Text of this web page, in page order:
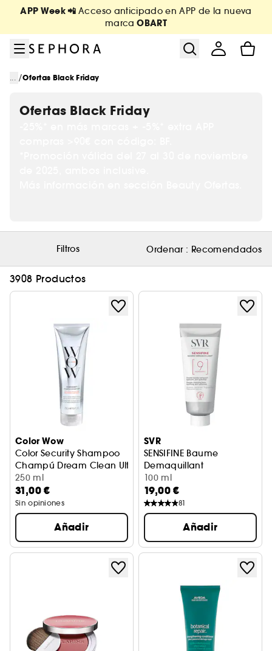
Ir al menú
Ir al contenido principal
Ir al pie de página
APP Week 📲Acceso anticipado en APP de la nueva
marca OBART
... /Ofertas Black Friday
Ofertas Black Friday
Filtros Ordenar : Recomendados
3908 Productos
Color Wow
Color Security Shampoo
Champú Dream Clean Ultime
250 ml
31,00 €
Sin opiniones
Añadir
SVR
SENSIFINE Baume
Demaquillant
Bálsamo desmaquillante
100 ml
19,00 €
81
Añadir